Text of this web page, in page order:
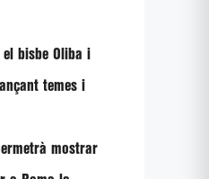
bisbe Oliba i
temes i
mostrar